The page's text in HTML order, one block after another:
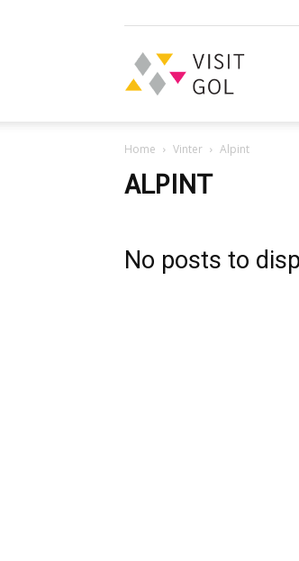
Home Vinter Alpint
ALPINT
No posts to